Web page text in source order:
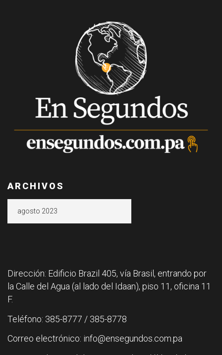
ARCHIVOS
Dirección: Edificio Brazil 405, vía Brasil, entrando por
la Calle del Agua (al lado del Idaan), piso 11, oficina 11
F.
Teléfono: 385-8777 / 385-8778
Correo electrónico: info@ensegundos.com.pa